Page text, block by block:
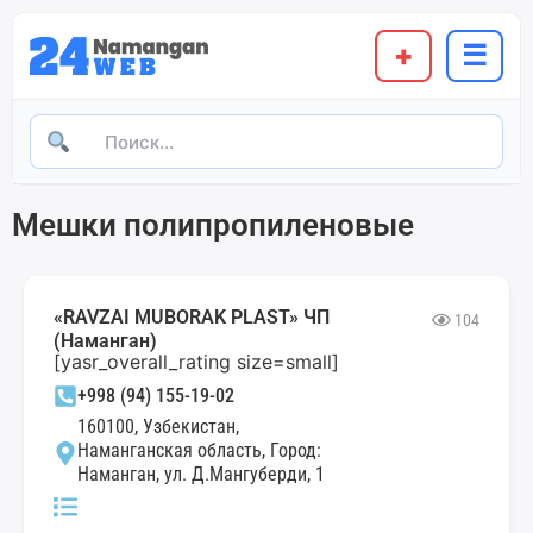
+ ☰
Мешки полипропиленовые
«RAVZAI MUBORAK PLAST» ЧП
(Наманган)
104
[yasr_overall_rating size=small]
+998 (94) 155-19-02
160100, Узбекистан,
Наманганская область, Город:
Наманган, ул. Д.Мангуберди, 1